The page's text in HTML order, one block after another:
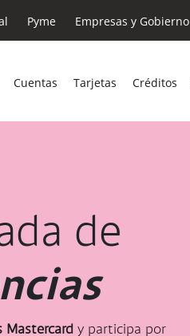
Pyme Empresas y Gobierno
Cuentas Tarjetas Créditos
de
Mastercard y participa por